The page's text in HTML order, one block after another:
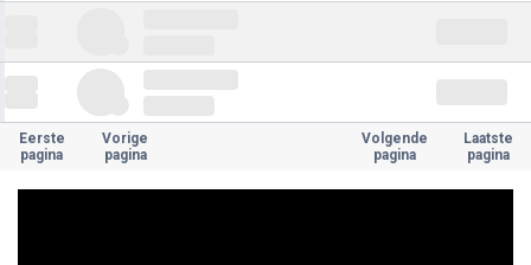
Eerste
pagina
Vorige
pagina
Volgende
pagina
Laatste
pagina